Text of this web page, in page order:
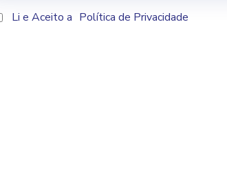
Li e Aceito a Política de Privacidade